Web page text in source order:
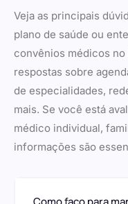
Veja as principais
plano de saúde ou
convênios médicos no
respostas sobre
de especialidades,
mais. Se você está
médico individual,
informações são